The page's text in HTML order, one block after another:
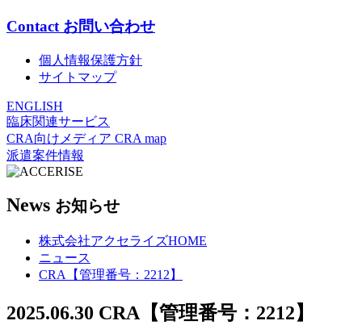
Contact お問い合わせ
個人情報保護方針
サイトマップ
ENGLISH
臨床関連サービス
CRA向けメディア CRA map
派遣案件情報
News お知らせ
株式会社アクセライズHOME
ニュース
CRA【管理番号：2212】
2025.06.30 CRA【管理番号：2212】